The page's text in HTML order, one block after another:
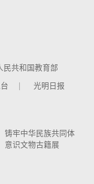
民共和国教育部
光明日报
铸牢中华民族共同体
意识文物古籍展